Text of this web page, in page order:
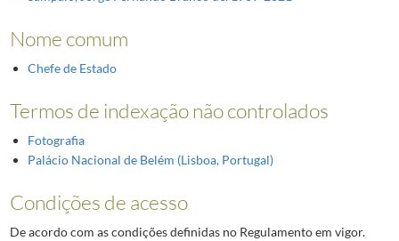
Nome comum
Chefe de Estado
Termos de indexação não controlados
Fotografia
Palácio Nacional de Belém (Lisboa, Portugal)
Condições de acesso
De acordo com as condições definidas no Regulamento em vigor.